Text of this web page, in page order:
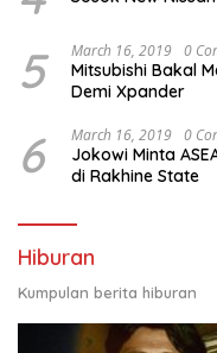
5 March 16, 2019 0
Mitsubishi Bakal
Demi Xpander
6 March 16, 2019 0
Jokowi Minta
di Rakhine State
Hiburan
Kumpulan berita hiburan